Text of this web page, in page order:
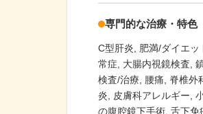
専門的な治療・特色
C型肝炎 肥満/ダイエッ
常症
大腸内視鏡検査
検査/治療
腰痛 脊椎外
炎
皮膚科アレルギー
の腹腔鏡下手術 舌下免